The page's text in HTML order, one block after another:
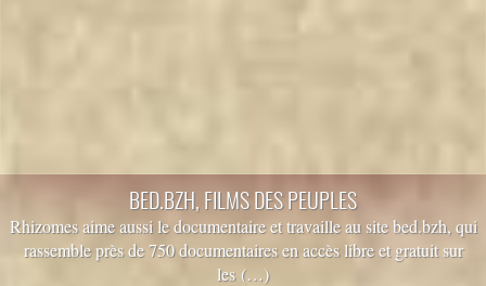
BED.BZH, FILMS DES PEUPLES
Rhizomes aime aussi le documentaire et travaille au site bed.bzh, qui
rassemble près de 750 documentaires en accès libre et gratuit sur
les (…)